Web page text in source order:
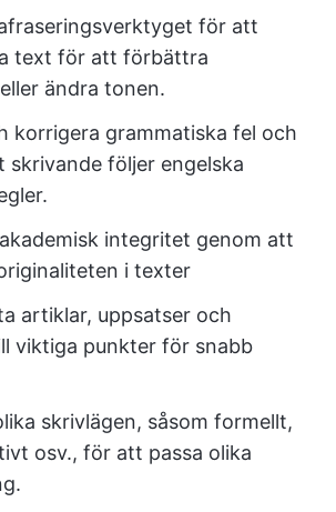
för att
text för att förbättra
ändra tonen.
korrigera grammatiska fel och
skrivande följer engelska
integritet genom att
i texter
artiklar, uppsatser och
viktiga punkter för snabb
skrivlägen, såsom formellt,
osv., för att passa olika